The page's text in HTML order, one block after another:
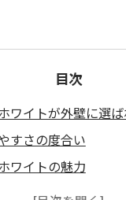
目次
ワイトが外壁に選
すさの度合い
ワイトの魅力
色との相性